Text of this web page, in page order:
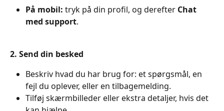
På mobil: tryk på din profil, og derefter Chat
med support.
2. Send din besked
Beskriv hvad du har brug for: et spørgsmål, en
fejl du oplever, eller en tilbagemelding.
Tilføj skærmbilleder eller ekstra detaljer, hvis det